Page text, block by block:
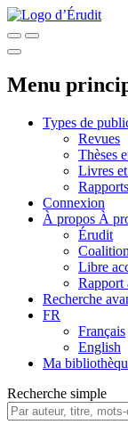
Menu
Types de
Revues
Thèses
Livres
Connexion
À propos À
Érudit
Libre
Rapport
Recherche
FR
Français
English
Ma
Recherche simple